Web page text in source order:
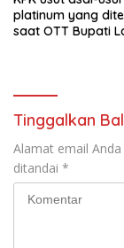
platinum yang
saat OTT Bupati
Tinggalkan
Alamat email
ditandai *